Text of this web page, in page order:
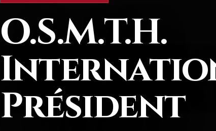
O.S.M.T.H.
Président